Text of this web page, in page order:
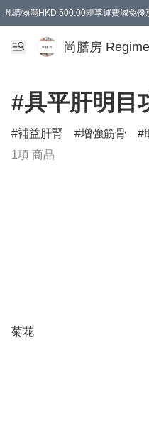
凡購物滿HKD 500.00即享運費減免優
尚膳房
#具平肝明目
補益肝腎 增強筋骨
1項 商品
菊花